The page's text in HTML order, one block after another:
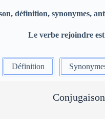
définition, synonymes,
Le verbe rejoindre
Définition